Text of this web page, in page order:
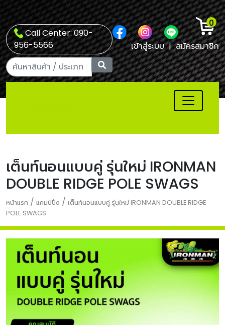
Call Center: 090-
956-5566
0
เข้าสู่ระบบ | สมัครสมาชิก
เต็นท์นอนแบบคู่ รุ่นใหม่ IRONMAN
DOUBLE RIDGE POLE SWAGS
หน้าแรก / แคมป์ปิ้ง / เต็นท์นอนแบบคู่ รุ่นใหม่ IRONMAN DOUBLE RIDGE
POLE SWAGS